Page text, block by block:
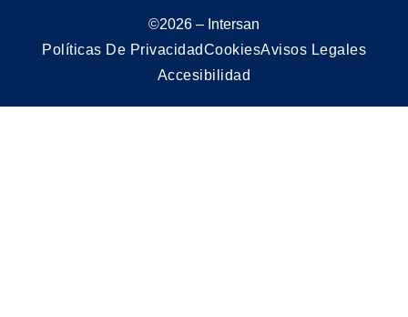
©2026 – Intersan
Políticas De PrivacidadCookiesAvisos Legales
Accesibilidad